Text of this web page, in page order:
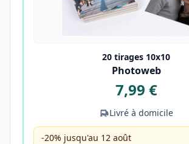
20 tirages 10x10
Photoweb
7,99 €
Livré à domicile
-20% jusqu'au 12 août